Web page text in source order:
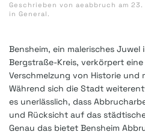
Geschrieben von aeabbruch am 23.
in General.
Bensheim, ein malerisches Juwel
Bergstraße-Kreis, verkörpert
Verschmelzung von Historie und
Während sich die Stadt
es unerlässlich, dass
und Rücksicht auf das
Genau das bietet Bensheim